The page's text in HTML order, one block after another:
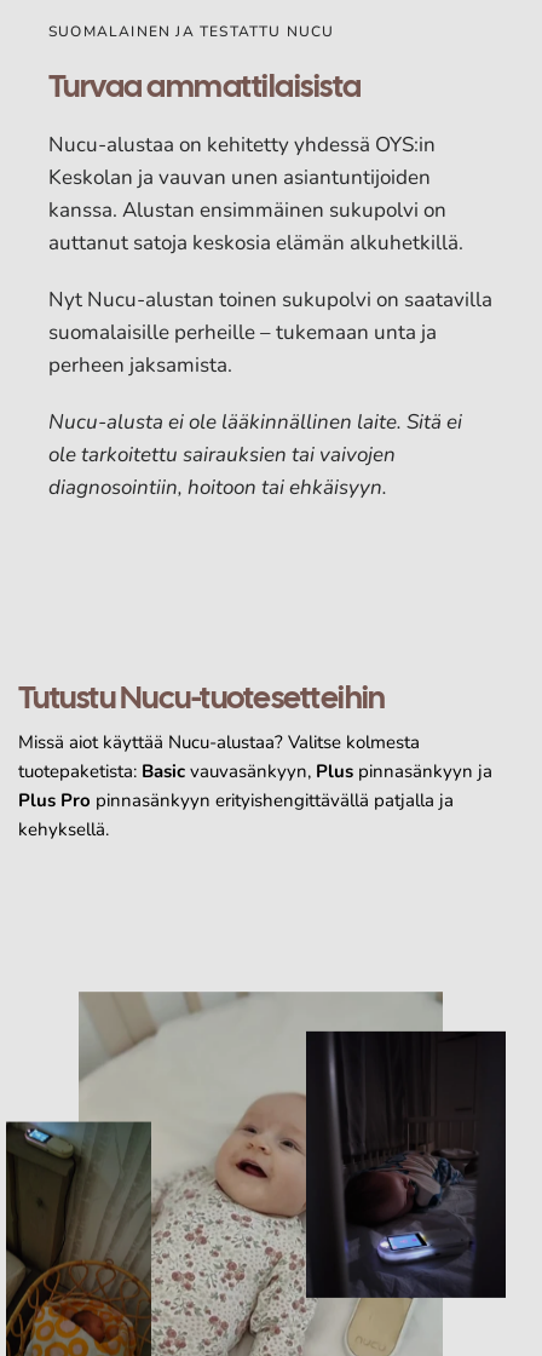
SUOMALAINEN JA TESTATTU NUCU
Turvaa ammattilaisista
Nucu-alustaa on kehitetty yhdessä OYS:in
Keskolan ja vauvan unen asiantuntijoiden
kanssa. Alustan ensimmäinen sukupolvi on
auttanut satoja keskosia elämän alkuhetkillä.
Nyt Nucu-alustan toinen sukupolvi on saatavilla
suomalaisille perheille – tukemaan unta ja
perheen jaksamista.
Nucu-alusta ei ole lääkinnällinen laite. Sitä ei
ole tarkoitettu sairauksien tai vaivojen
diagnosointiin, hoitoon tai ehkäisyyn.
Tutustu Nucu-tuotesetteihin
Missä aiot käyttää Nucu-alustaa? Valitse kolmesta
tuotepaketista: Basic vauvasänkyyn, Plus pinnasänkyyn ja
Plus Pro pinnasänkyyn erityishengittävällä patjalla ja
kehyksellä.